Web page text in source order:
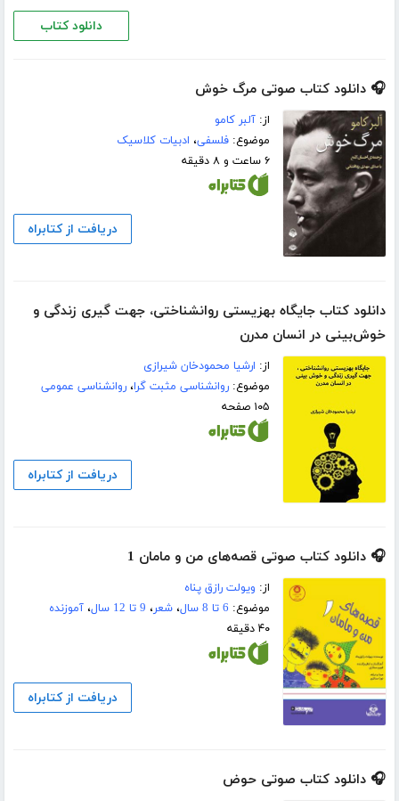
دانلود کتاب
🎧 دانلود کتاب صوتی مرگ خوش
از:آلبر کامو
موضوع:فلسفی، ادبیات کلاسیک
۶ ساعت و ۸ دقیقه
دریافت از کتابراه
دانلود کتاب جایگاه بهزیستی روانشناختی، جهت گیری زندگی و
خوش‌بینی در انسان مدرن
از: ارشیا محمودخان شیرازی
موضوع:روانشناسی مثبت گرا،روانشناسی عمومی
۱۰۵ صفحه
دریافت از کتابراه
🎧 دانلود کتاب صوتی قصه‌های من و مامان 1
از: ویولت رازق پناه
موضوع: 6 تا 8 سال ،شعر، 9 تا 12 سال ،آموزنده
۴۰ دقیقه
دریافت از کتابراه
🎧 دانلود کتاب صوتی حوض